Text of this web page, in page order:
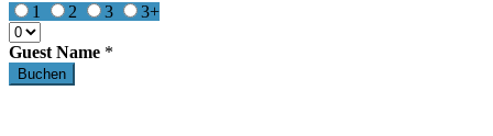
1
2 3 3+
Guest Name *